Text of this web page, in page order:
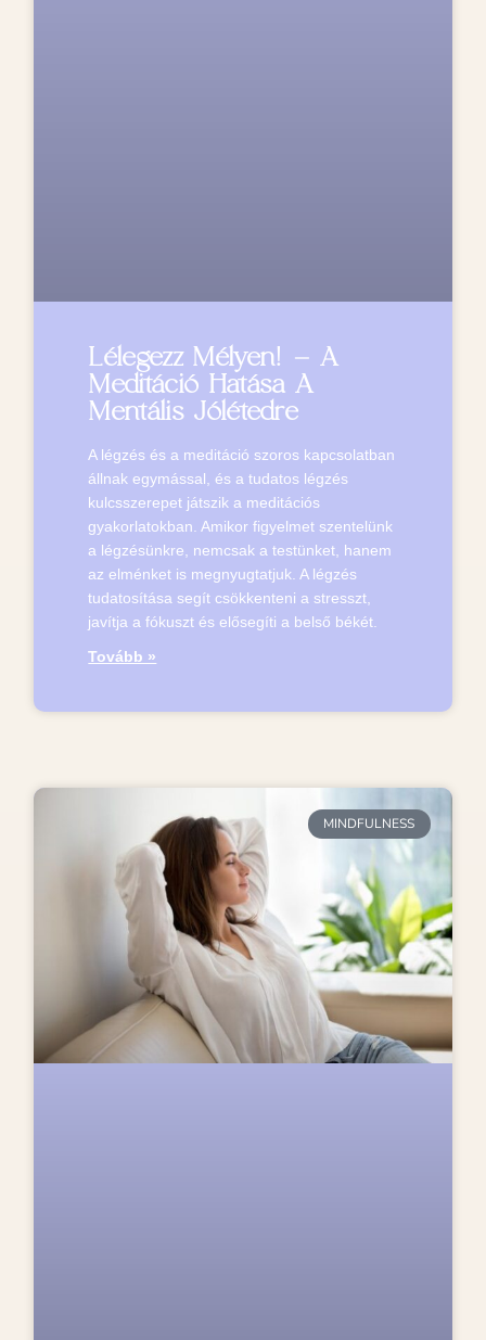
Lélegezz Mélyen! – A
Meditáció Hatása A
Mentális Jólétedre
A légzés és a meditáció szoros kapcsolatban
állnak egymással, és a tudatos légzés
kulcsszerepet játszik a meditációs
gyakorlatokban. Amikor figyelmet szentelünk
a légzésünkre, nemcsak a testünket, hanem
az elménket is megnyugtatjuk. A légzés
tudatosítása segít csökkenteni a stresszt,
javítja a fókuszt és elősegíti a belső békét.
Tovább »
MINDFULNESS